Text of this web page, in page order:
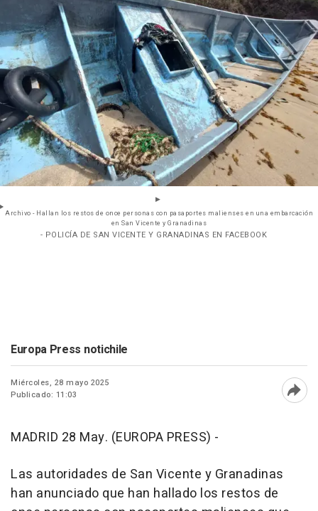
Archivo - Hallan los restos de once personas con pasaportes malienses en una embarcación
en San Vicente y Granadinas
- POLICÍA DE SAN VICENTE Y GRANADINAS EN FACEBOOK
Europa Press notichile
Miércoles, 28 mayo 2025
Publicado: 11:03
MADRID 28 May. (EUROPA PRESS) -
Las autoridades de San Vicente y Granadinas
han anunciado que han hallado los restos de